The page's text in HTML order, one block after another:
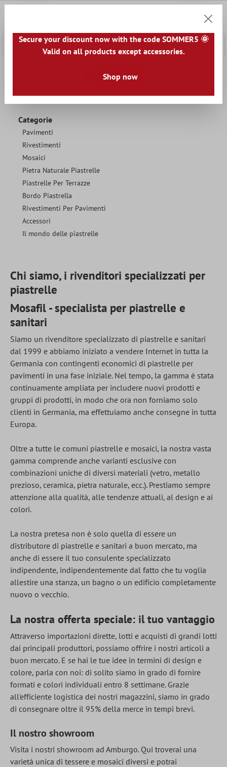
Chi siamo
Categorie
Pavimenti
Rivestimenti
Mosaici
Pietra Naturale Piastrelle
Piastrelle Per Terrazze
Bordo Piastrella
Rivestimenti Per Pavimenti
Accessori
Il mondo delle piastrelle
Chi siamo, i rivenditori specializzati per
piastrelle
Mosafil - specialista per piastrelle e
sanitari
Siamo un rivenditore specializzato di piastrelle e sanitari
dal 1999 e abbiamo iniziato a vendere Internet in tutta la
Germania con contingenti economici di piastrelle per
pavimenti in una fase iniziale. Nel tempo, la gamma è stata
continuamente ampliata per includere nuovi prodotti e
gruppi di prodotti, in modo che ora non forniamo solo
clienti in Germania, ma effettuiamo anche consegne in tutta
Europa.
Oltre a tutte le comuni piastrelle e mosaici, la nostra vasta
gamma comprende anche varianti esclusive con
combinazioni uniche di diversi materiali (vetro, metallo
prezioso, ceramica, pietra naturale, ecc.). Prestiamo sempre
attenzione alla qualità, alle tendenze attuali, al design e ai
colori.
La nostra pretesa non è solo quella di essere un
distributore di piastrelle e sanitari a buon mercato, ma
anche di essere il tuo consulente specializzato
indipendente, indipendentemente dal fatto che tu voglia
allestire una stanza, un bagno o un edificio completamente
nuovo o vecchio.
La nostra offerta speciale: il tuo vantaggio
Attraverso importazioni dirette, lotti e acquisti di grandi lotti
dai principali produttori, possiamo offrire i nostri articoli a
buon mercato. E se hai le tue idee in termini di design e
colore, parla con noi: di solito siamo in grado di fornire
formati e colori individuali entro 8 settimane. Grazie
all'efficiente logistica dei nostri magazzini, siamo in grado
di consegnare oltre il 95% della merce in tempi brevi.
Il nostro showroom
Visita i nostri showroom ad Amburgo. Qui troverai una
varietà unica di tessere e mosaici diversi e potrai
Secure your discount now with the code SOMMER5 🌞
Valid on all products except accessories.
Shop now